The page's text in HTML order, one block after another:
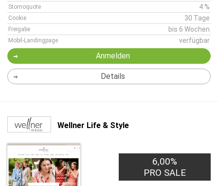
Stornoquote 4 %
Cookie 30 Tage
Freigabe bis 6 Wochen
Mobil-Landingpage verfügbar
Anmelden
Details
Wellner Life & Style
6,00%
PRO SALE